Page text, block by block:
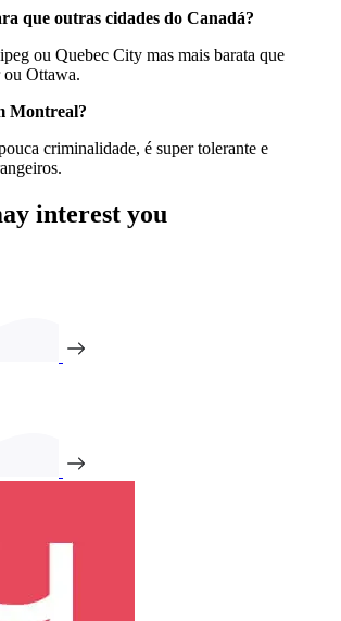
que outras cidades do Canadá?
ou Quebec City mas mais barata que
Ottawa.
Montreal?
criminalidade, é super tolerante e
interest you